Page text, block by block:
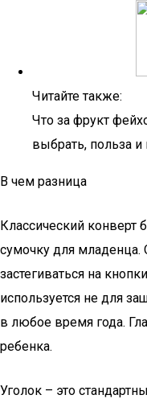
Читайте также:
Что за фрукт
выбрать, польза
В чем разница
Классический
сумочку для младенца.
застегиваться на
используется не для
в любое время года.
ребенка.
Уголок – это